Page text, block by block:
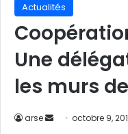
Actualités
Une
les murs de
arse octobre 9,